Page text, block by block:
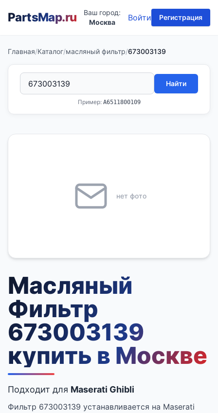
PartsMap.ru
Ваш город:
Москва
Войти Регистрация
Главная/Каталог/масляный фильтр/673003139
Найти
Пример: A6511800109
нет фото
Масляный
Фильтр
673003139
купить в Москве
Подходит для Maserati Ghibli
Фильтр 673003139 устанавливается на Maserati